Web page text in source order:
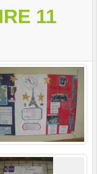
11